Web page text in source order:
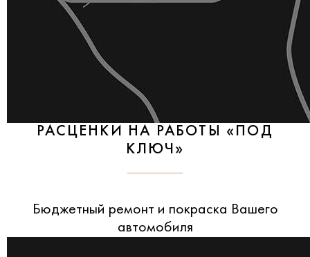
РАСЦЕНКИ НА РАБОТЫ «ПОД
КЛЮЧ»
Бюджетный ремонт и покраска Вашего
автомобиля